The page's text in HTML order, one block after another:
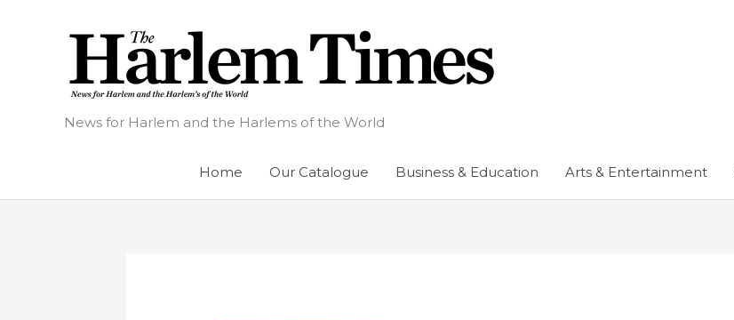
News for Harlem and the Harlems of the World
Home Our Catalogue Business & Education Arts & Entertainment